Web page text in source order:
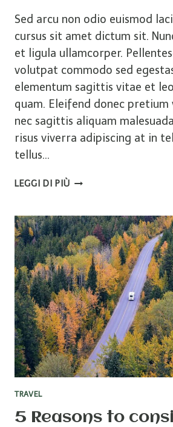
Sed arcu non odio euismod
cursus sit amet dictum sit.
et ligula ullamcorper.
volutpat commodo sed
elementum sagittis vitae et
quam. Eleifend donec pretium
nec sagittis aliquam
risus viverra adipiscing at in
tellus…
LEGGI DI PIÙ6
YOUR
FAMILY
CAMPING
TRIP
TRAVEL
5 Reasons to